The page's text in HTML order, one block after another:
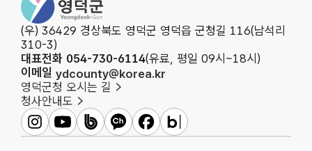
(우) 36429 경상북도 영덕군 영덕읍 군청길 116(남석리
310-3)
대표전화 054-730-6114(유료, 평일 09시~18시)
이메일 ydcounty@korea.kr
영덕군청 오시는 길
청사안내도
영덕군인스타그램
영덕군유튜브영덕군밴드영덕군카카오채널
영덕군페이스북
영덕군블로그